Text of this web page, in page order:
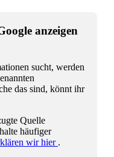
anzeigen
sucht, werden
das sind, könnt ihr
Quelle
häufiger
wir hier .